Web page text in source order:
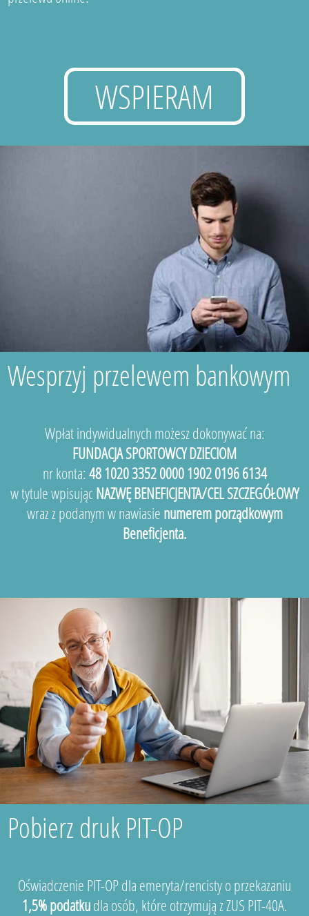
WSPIERAM
Wesprzyj przelewem bankowym
Wpłat indywidualnych możesz dokonywać na:
FUNDACJA SPORTOWCY DZIECIOM
nr konta: 48 1020 3352 0000 1902 0196 6134
w tytule wpisującNAZWĘ BENEFICJENTA/CEL SZCZEGÓŁOWY
wraz z podanym w nawiasie numerem porządkowym
Beneficjenta.
Pobierz druk PIT-OP
Oświadczenie PIT-OP dla emeryta/rencisty o przekazaniu
1,5% podatkudla osób, które otrzymują z ZUS PIT-40A.